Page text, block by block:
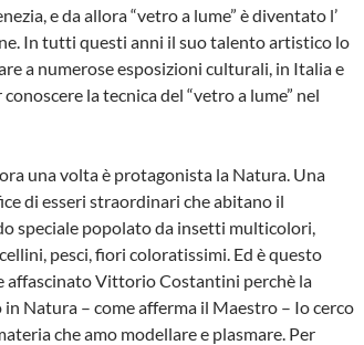
e da allora “vetro a lume” è diventato l’
In tutti questi anni il suo talento artistico lo
a numerose esposizioni culturali, in Italia e
la tecnica del “vetro a lume” nel
una volta è protagonista la Natura. Una
di esseri straordinari che abitano il
speciale popolato da insetti multicolori,
pesci, fiori coloratissimi. Ed è questo
affascinato Vittorio Costantini perchè la
in Natura – come afferma il Maestro – Io cerco
che amo modellare e plasmare. Per